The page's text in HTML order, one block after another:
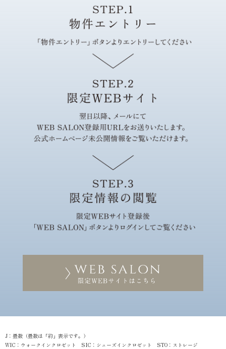
J：畳数（畳数は「約」表示です。）
WIC：ウォークインクロゼット SIC：シューズインクロゼット STO：ストレージ